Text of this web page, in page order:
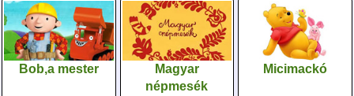
Bob,a mester
Magyar
népmesék
Micimackó